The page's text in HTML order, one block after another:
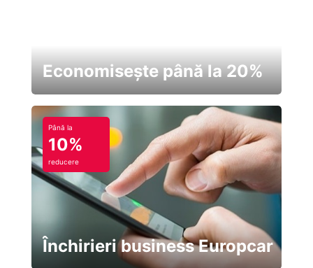
Economisește până la 20%
Până la
10%
reducere
Închirieri business Europcar